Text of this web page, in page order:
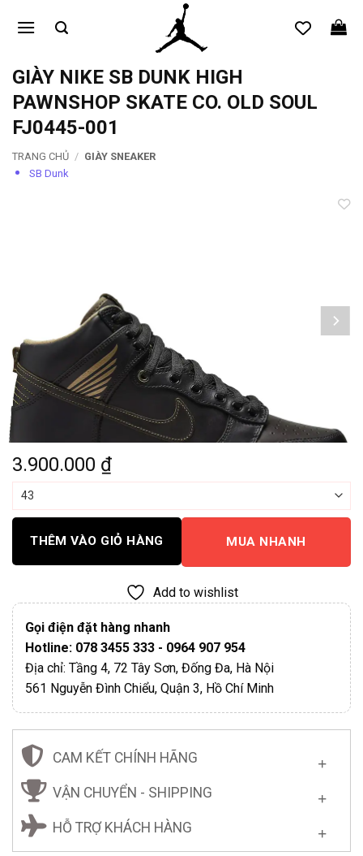
qua
dungGIÀY NIKE SB DUNK HIGH
PAWNSHOP SKATE CO. OLD SOUL
FJ0445-001
TRANG CHỦ / GIÀY SNEAKER
SB Dunk
3.900.000 ₫
THÊM VÀO GIỎ HÀNG MUA NHANH
Add to wishlist
Gọi điện đặt hàng nhanh
Hotline: 078 3455 333 - 0964 907 954
Địa chỉ: Tầng 4, 72 Tây Sơn, Đống Đa, Hà Nội
561 Nguyễn Đình Chiểu, Quận 3, Hồ Chí Minh
CAM KẾT CHÍNH HÃNG
VẬN CHUYỂN - SHIPPING
HỖ TRỢ KHÁCH HÀNG